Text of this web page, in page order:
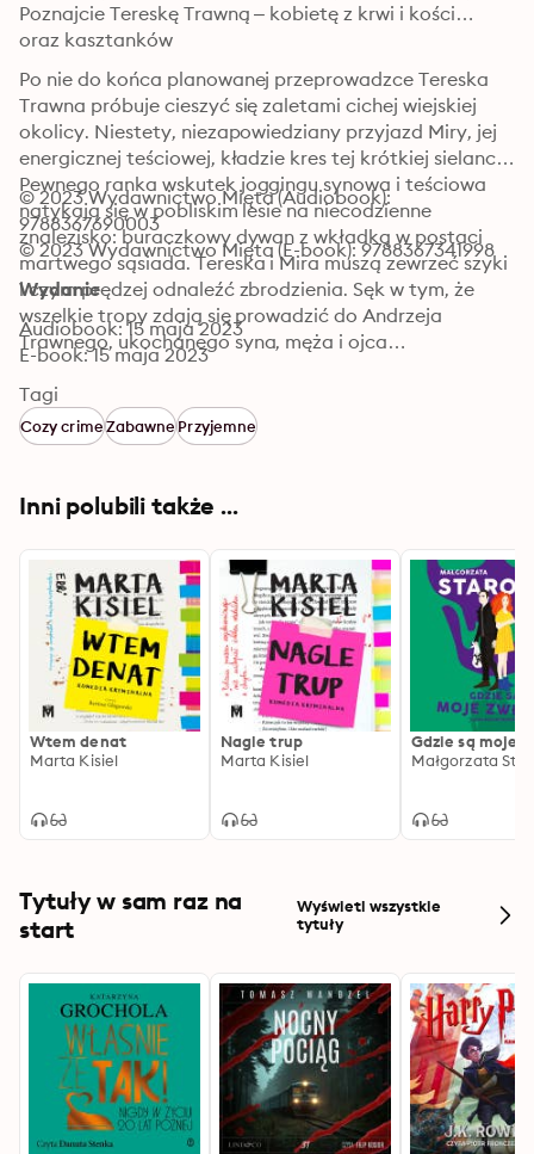
Poznajcie Tereskę Trawną – kobietę z krwi i kości…
oraz kasztanków
Po nie do końca planowanej przeprowadzce Tereska
Trawna próbuje cieszyć się zaletami cichej wiejskiej
okolicy. Niestety, niezapowiedziany przyjazd Miry, jej
energicznej teściowej, kładzie kres tej krótkiej sielance.
Pewnego ranka wskutek joggingu synowa i teściowa
natykają się w pobliskim lesie na niecodzienne
znalezisko: buraczkowy dywan z wkładką w postaci
martwego sąsiada. Tereska i Mira muszą zewrzeć szyki
i czym prędzej odnaleźć zbrodzienia. Sęk w tym, że
wszelkie tropy zdają się prowadzić do Andrzeja
Trawnego, ukochanego syna, męża i ojca…
© 2023 Wydawnictwo Mięta (Audiobook):
9788367690003
© 2023 Wydawnictwo Mięta (E-book): 9788367341998
Wydanie
Audiobook: 15 maja 2023
E-book: 15 maja 2023
Tagi
Cozy crimeZabawnePrzyjemne
Inni polubili także ...
Wtem denat
Marta Kisiel
Nagle trup
Marta Kisiel
Gdzie są moje
Małgorzata
Tytuły w sam raz na
start
Wyświetl wszystkie
tytuły